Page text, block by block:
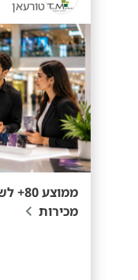
טורעאן
מכירות